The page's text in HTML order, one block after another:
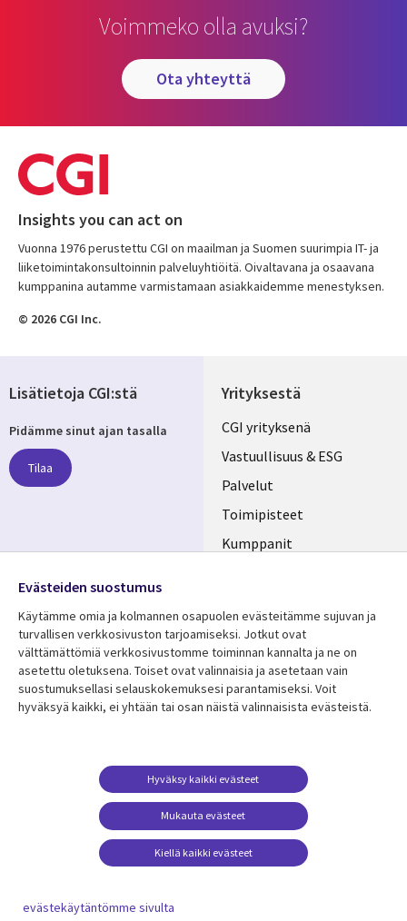
Voimmeko olla avuksi?
ota yhteyttä
Insights you can act on
Vuonna 1976 perustettu CGI on maailman ja Suomen suurimpia IT- ja
liiketoimintakonsultoinnin palveluyhtiöitä. Oivaltavana ja osaavana
kumppanina autamme varmistamaan asiakkaidemme menestyksen.
© 2026 CGI Inc.
Yrityksestä
Useful
links
FINLAND
CGI yrityksenä
Vastuullisuus & ESG
Palvelut
Toimipisteet
Kumppanit
Resurssikeskus
Library
FINLAND
Asiakastarinat
Lisätietoa
Legal
Tietosuoja
Käyttöehdot
Yhteystiedot
Evästeasetuksesi
Lisätietoja CGI:stä
Pidämme sinut ajan tasalla
Tilaa
Media
FINLAND
Evästeiden suostumus
Käytämme omia ja kolmannen osapuolen evästeitämme sujuvan ja
turvallisen verkkosivuston tarjoamiseksi. Jotkut ovat
välttämättömiä verkkosivustomme toiminnan kannalta ja ne on
asetettu oletuksena. Toiset ovat valinnaisia ​​ja asetetaan vain
suostumuksellasi selauskokemuksesi parantamiseksi. Voit
hyväksyä kaikki, ei yhtään tai osan näistä valinnaisista evästeistä.
Mukauta evästeet
Hyväksy kaikki evästeet
Kiellä kaikki evästeet
evästekäytäntömme sivulta